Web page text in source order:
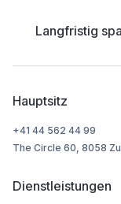
Langfristig
Hauptsitz
+41 44 562 44 99
The Circle 60, 8058
Dienstleistungen